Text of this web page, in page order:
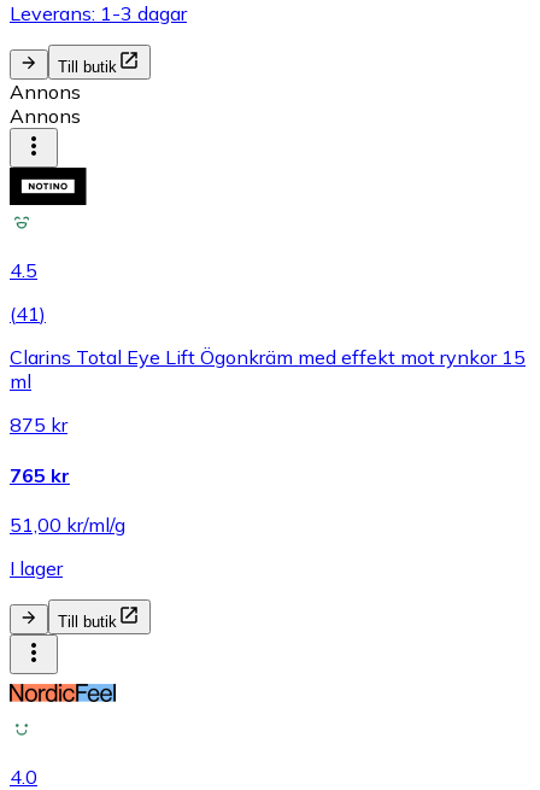
Leverans: 1-3 dagar
Till butik
Annons
Annons
4.5
(41)
Clarins Total Eye Lift Ögonkräm med effekt mot rynkor 15
ml
875 kr
765 kr
51,00 kr/ml/g
I lager
Till butik
4.0